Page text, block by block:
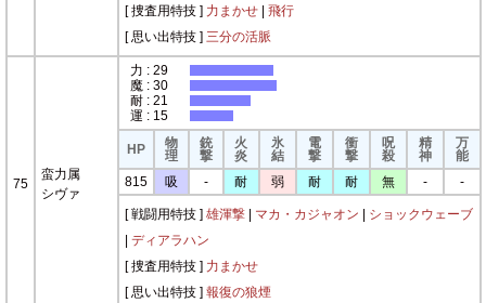
[ 捜査用特技 ] 力まかせ| 飛行
[ 思い出特技 ] 三分の活脈
75
蛮力属
シヴァ
力 : 29
魔 : 30
耐 : 21
運 : 15
HP
物
理
銃
撃
火
炎
氷
結
電
撃
衝
撃
呪
殺
精
神
万
能
815
吸 - 耐 弱 耐 耐 無 - -
[ 戦闘用特技 ] 雄渾撃| マカ・カジャオン
ショックウェーブ
ディアラハン
[ 捜査用特技 ] 力まかせ
[ 思い出特技 ] 報復の狼煙